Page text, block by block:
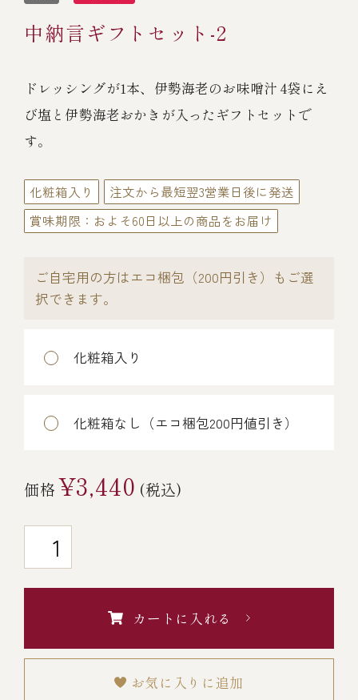
(中納言/鉄板焼ひかり)
（中納言厨房）
お味噌汁
全ての商品を見る
中納言
伊勢海老料理（中納言厨房）
お弁当（冷凍）
その他
ギフト/贈り物
価格で探す
￥10,000～￥14,999
￥15,000～￥19,999
中納言ギフトセット-2
ドレッシングが1本、伊勢海老のお味噌汁 4袋にえ
び塩と伊勢海老おかきが入ったギフトセットで
す。
化粧箱入り
注文から最短翌3営業日後に発送
賞味期限：およそ60日以上の商品をお届け
ご自宅用の方はエコ梱包（200円引き）もご選
択できます。
化粧箱入り
化粧箱なし（エコ梱包200円値引き）
価格¥3,440 (税込)
カートに入れる
お気に入りに追加